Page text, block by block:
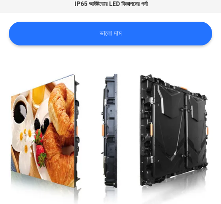
সাইটম্যাপ
IP65 আউটডোর LED বিজ্ঞাপনের পর্দা
ভালো দাম